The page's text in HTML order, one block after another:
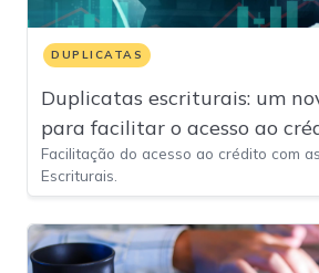
DUPLICATAS
Duplicatas escriturais: um
para facilitar o acesso ao
empresas no Brasil
Facilitação do acesso ao crédito com
Escriturais.